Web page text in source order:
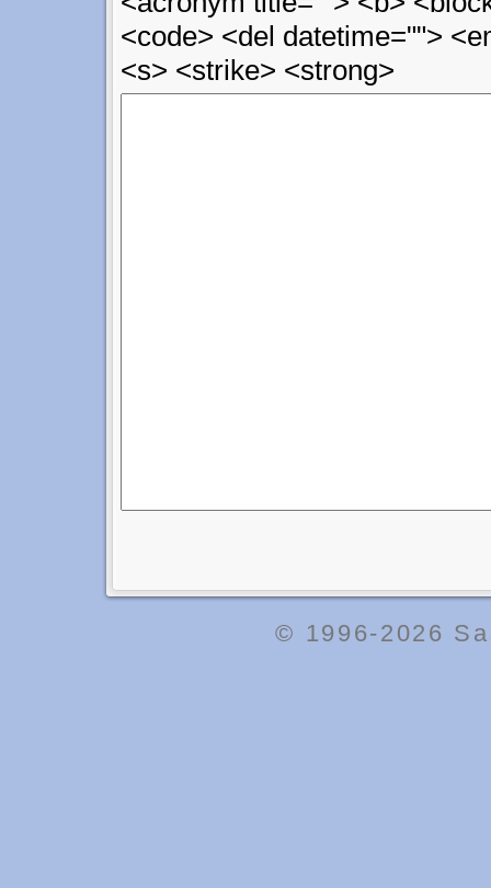
<code> <del datetime="">
<s> <strike> <strong>
© 1996-2026